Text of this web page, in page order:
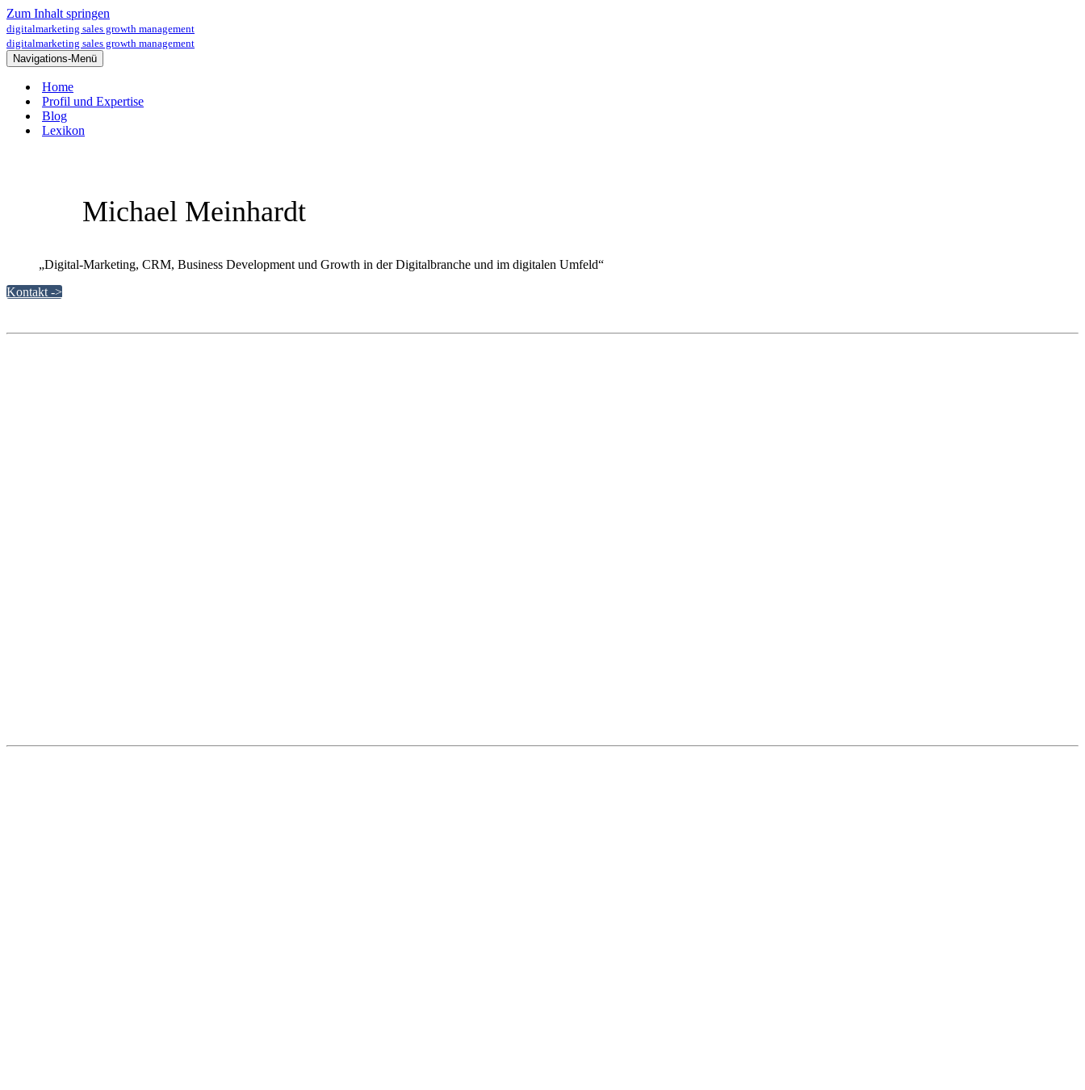
Zum Inhalt springen
digitalmarketing sales growth management
digitalmarketing sales growth management
Navigations-Menü
Home
Profil und Expertise
Blog
Lexikon
Michael Meinhardt
„Digital-Marketing, CRM, Business Development und Growth in der Digitalbranche und im digitalen Umfeld“
Kontakt ->